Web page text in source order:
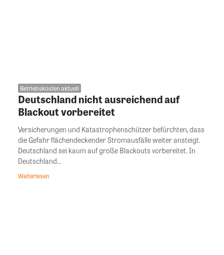
Betriebskosten aktuell
Deutschland nicht ausreichend auf
Blackout vorbereitet
Versicherungen und Katastrophenschützer befürchten, dass
die Gefahr flächendeckender Stromausfälle weiter ansteigt.
Deutschland sei kaum auf große Blackouts vorbereitet. In
Deutschland...
Weiterlesen